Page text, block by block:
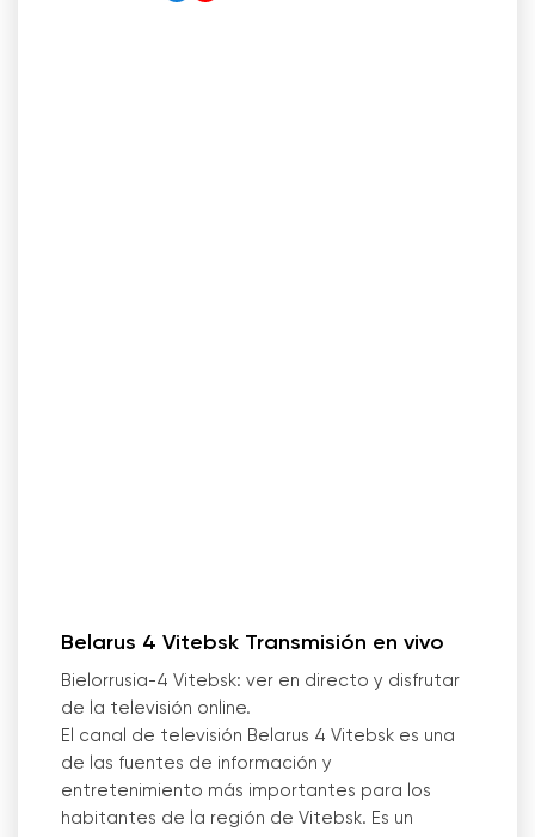
Belarus 4 Vitebsk Transmisión en vivo
Bielorrusia-4 Vitebsk: ver en directo y disfrutar
de la televisión online.
El canal de televisión Belarus 4 Vitebsk es una
de las fuentes de información y
entretenimiento más importantes para los
habitantes de la región de Vitebsk. Es un